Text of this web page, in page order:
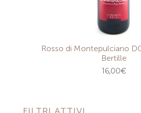
Rosso di Montepulciano
Bertille
16,00€